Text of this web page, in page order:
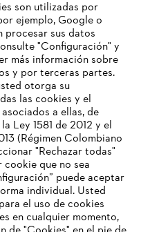
son utilizadas por
ejemplo, Google o
procesar sus datos
"Configuración" y
más información sobre
y por terceras partes.
otorga su
las cookies y el
a ellas, de
Ley 1581 de 2012 y el
(Régimen Colombiano
"Rechazar todas"
cookie que no sea
puede aceptar
individual. Usted
el uso de cookies
en cualquier momento,